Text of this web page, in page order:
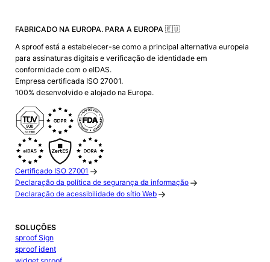
FABRICADO NA EUROPA. PARA A EUROPA 🇪🇺
A sproof está a estabelecer-se como a principal alternativa europeia
para assinaturas digitais e verificação de identidade em
conformidade com o eIDAS.
Empresa certificada ISO 27001.
100% desenvolvido e alojado na Europa.
Certificado ISO 27001
Declaração da política de segurança da informação
Declaração de acessibilidade do sítio Web
SOLUÇÕES
sproof Sign
sproof ident